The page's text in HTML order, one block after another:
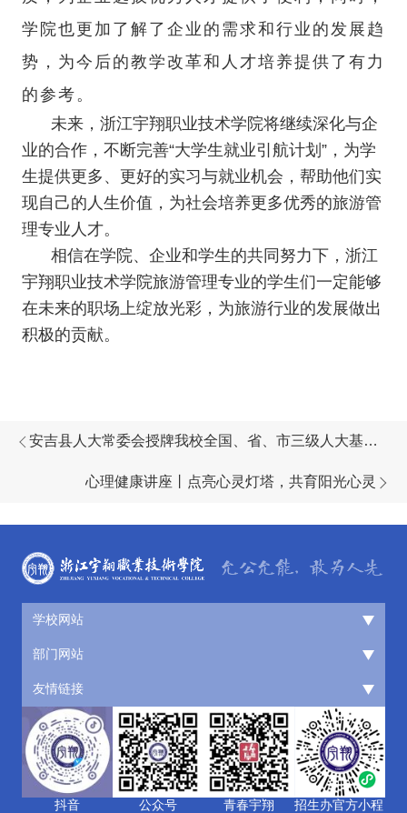
学院也更加了解了企业的需求和行业的发展趋
势，为今后的教学改革和人才培养提供了有力
的参考。
未来，浙江宇翔职业技术学院将继续深化与企
业的合作，不断完善“大学生就业引航计划”，为学
生提供更多、更好的实习与就业机会，帮助他们实
现自己的人生价值，为社会培养更多优秀的旅游管
理专业人才。
相信在学院、企业和学生的共同努力下，浙江
宇翔职业技术学院旅游管理专业的学生们一定能够
在未来的职场上绽放光彩，为旅游行业的发展做出
积极的贡献。
安吉县人大常委会授牌我校全国、省、市三级人大基层
心理健康讲座丨点亮心灵灯塔，共育阳光心灵
学校网站
部门网站
友情链接
抖音 公众号 青春宇翔 招生办官方小程